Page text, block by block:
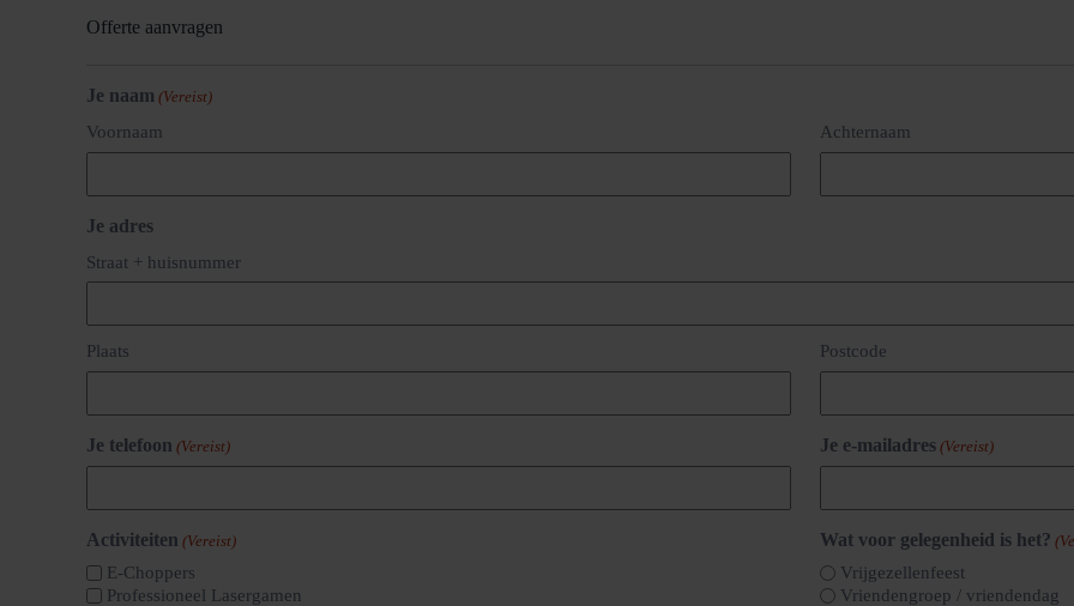
Offerte aanvragen
Je naam (Vereist)
Voornaam Achternaam
Je adres
Straat + huisnummer
Plaats Postcode
Je telefoon (Vereist) Je e-mailadres (Vereist)
Activiteiten (Vereist)
E-Choppers
Professioneel Lasergamen
Wat voor gelegenheid is het?
Vrijgezellenfeest
Vriendengroep / vriendendag